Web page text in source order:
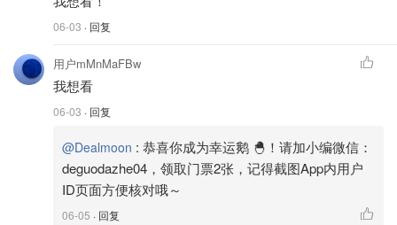
06-03 · 回复
用户mMnMaFBw
我想看
06-03 · 回复
@Dealmoon : 恭喜你成为幸运鹅 🐣！请加小编微信：
deguodazhe04，领取门票2张，记得截图App内用户
ID页面方便核对哦～
06-05 · 回复